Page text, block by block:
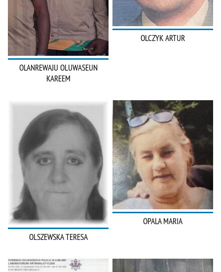
OLANREWAJU OLUWASEUN
KAREEM
OLCZYK ARTUR
OLSZEWSKA TERESA
OPALA MARIA